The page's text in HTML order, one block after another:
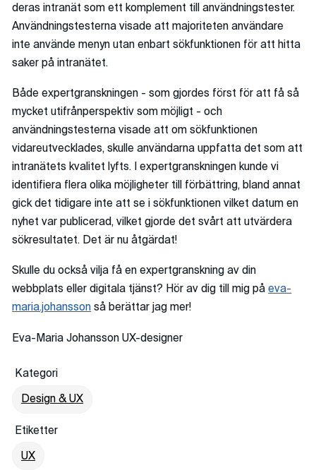
deras intranät som ett komplement till användningstester.
Användningstesterna visade att majoriteten användare
inte använde menyn utan enbart sökfunktionen för att hitta
saker på intranätet.
Både expertgranskningen - som gjordes först för att få så
mycket utifrånperspektiv som möjligt - och
användningstesterna visade att om sökfunktionen
vidareutvecklades, skulle användarna uppfatta det som att
intranätets kvalitet lyfts. I expertgranskningen kunde vi
identifiera flera olika möjligheter till förbättring, bland annat
gick det tidigare inte att se i sökfunktionen vilket datum en
nyhet var publicerad, vilket gjorde det svårt att utvärdera
sökresultatet. Det är nu åtgärdat!
Skulle du också vilja få en expertgranskning av din
webbplats eller digitala tjänst? Hör av dig till mig påeva-
maria.johansson så berättar jag mer!
Eva-Maria Johansson UX-designer
Kategori
Design & UX
Etiketter
UX